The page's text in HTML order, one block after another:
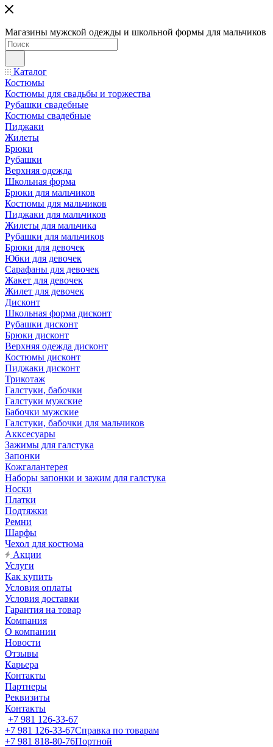
Магазины мужской одежды и школьной формы для мальчиков
Каталог
Костюмы
Костюмы для свадьбы и торжества
Рубашки свадебные
Костюмы свадебные
Пиджаки
Жилеты
Брюки
Рубашки
Верхняя одежда
Школьная форма
Брюки для мальчиков
Костюмы для мальчиков
Пиджаки для мальчиков
Жилеты для мальчика
Рубашки для мальчиков
Брюки для девочек
Юбки для девочек
Сарафаны для девочек
Жакет для девочек
Жилет для девочек
Дисконт
Школьная форма дисконт
Рубашки дисконт
Брюки дисконт
Верхняя одежда дисконт
Костюмы дисконт
Пиджаки дисконт
Трикотаж
Галстуки, бабочки
Галстуки мужские
Бабочки мужские
Галстуки, бабочки для мальчиков
Акксесуары
Зажимы для галстука
Запонки
Кожгалантерея
Наборы запонки и зажим для галстука
Носки
Платки
Подтяжки
Ремни
Шарфы
Чехол для костюма
Акции
Услуги
Как купить
Условия оплаты
Условия доставки
Гарантия на товар
Компания
О компании
Новости
Отзывы
Карьера
Контакты
Партнеры
Реквизиты
Контакты
+7 981 126-33-67
+7 981 126-33-67Справка по товарам
+7 981 818-80-76Портной